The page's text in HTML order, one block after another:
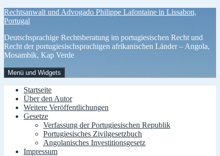
Zum
Inhalt
Rechtsanwalt und Advogado Philippe Lafontaine in Lissabon,
Portugal
Deutschsprachige Rechtsberatung im portugiesischen Recht und
Recht der portugiesischsprachigen afrikanischen Länder – Angola,
Mosambik, Kap Verde
Menü und Widgets
Startseite
Über den Autor
Weitere Veröffentlichungen
Gesetze
Verfassung der Portugiesischen Republik
Portugiesisches Zivilgesetzbuch
Angolanisches Investitionsgesetz
Impressum